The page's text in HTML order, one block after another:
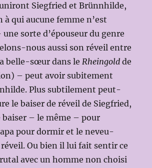
Siegfried et Brünnhilde,
à qui aucune femme n’est
sorte d’épouseur du genre
nous aussi son réveil entre
belle-sœur dans leRheingold de
– peut avoir subitement
Plus subtilement peut-
le baiser de réveil de Siegfried,
– le même – pour
pour dormir et le neveu-
Ou bien il lui fait sentir ce
avec un homme non choisi